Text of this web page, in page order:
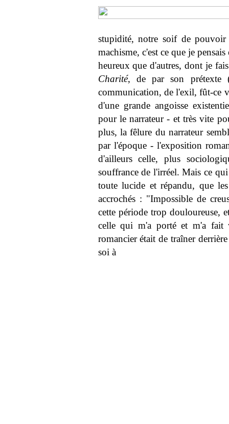
stupidité, notre soif de
machisme, c'est ce que je
heureux que d'autres, dont je
Charité, de par son prétexte
communication, de l'exil, fût-ce
d'une grande angoisse
pour le narrateur - et très vite
plus, la fêlure du narrateur
par l'époque - l'exposition
d'ailleurs celle, plus
souffrance de l'irréel. Mais ce
toute lucide et répandu, que
accrochés : "Impossible de
cette période trop douloureuse,
celle qui m'a porté et m'a fait
romancier était de traîner
soi à